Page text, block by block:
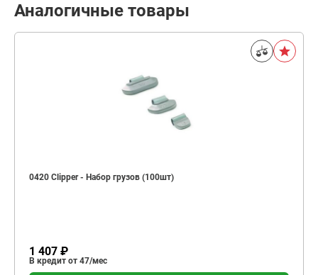
Аналогичные товары
0420 Clipper - Набор грузов (100шт)
1 407 ₽
В кредит от 47/мес